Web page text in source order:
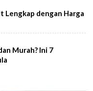
Lengkap dengan Harga
Murah? Ini 7